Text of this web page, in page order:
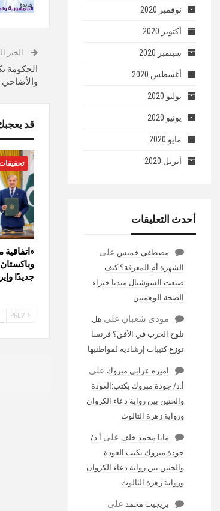
الخبر
الحكومة
والأضاحي
قد
«اتفاقية
جديدًا
نوفمبر 2020
أكتوبر 2020
سبتمبر 2020
أغسطس 2020
يوليو 2020
يونيو 2020
مايو 2020
أبريل 2020
أحدث التعليقات
مصطفي خميس على
الشهرة أم المعرفة؟ كيف
صنعت السوشيال ميديا خبراء
الصحة الوهميين
مودى شعبان على هل
تلوح الحرب في الأفق؟ فرنسا
توزع كتيبات إرشادية لمواطنيها
اميره عرابي مبروك على
أ.د/ جودة مبروك يكتب:العودة
والحنين بين رواية دعاء الكروان
ورواية زهرة الثالوث
مايا محمد خلف على أ.د/
جودة مبروك يكتب:العودة
والحنين بين رواية دعاء الكروان
ورواية زهرة الثالوث
بريجيت محمدعلى